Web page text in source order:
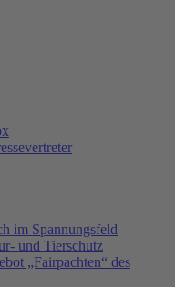
im Spannungsfeld
und Tierschutz
„Fairpachten“ des